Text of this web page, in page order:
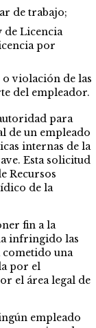
de trabajo;
Licencia
por
violación de las
del empleador.
para
de un empleado
internas de la
Esta solicitud
Recursos
de la
fin a la
infringido las
una
por el
el área legal de
empleado